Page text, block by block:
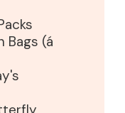
Bags (á